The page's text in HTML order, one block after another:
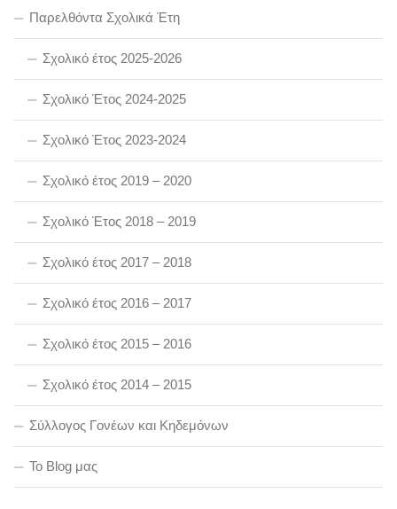
Παρελθόντα Σχολικά Έτη
Σχολικό έτος 2025-2026
Σχολικό Έτος 2024-2025
Σχολικό Έτος 2023-2024
Σχολικό έτος 2019 – 2020
Σχολικό Έτος 2018 – 2019
Σχολικό έτος 2017 – 2018
Σχολικό έτος 2016 – 2017
Σχολικό έτος 2015 – 2016
Σχολικό έτος 2014 – 2015
Σύλλογος Γονέων και Κηδεμόνων
To Blog μας